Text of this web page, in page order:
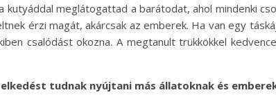
kutyáddal meglátogattad a barátodat, ahol mindenki
érzi magát, akárcsak az emberek. Ha van egy
csalódást okozna. A megtanult trükkökkel
tudnak nyújtani más állatoknak és